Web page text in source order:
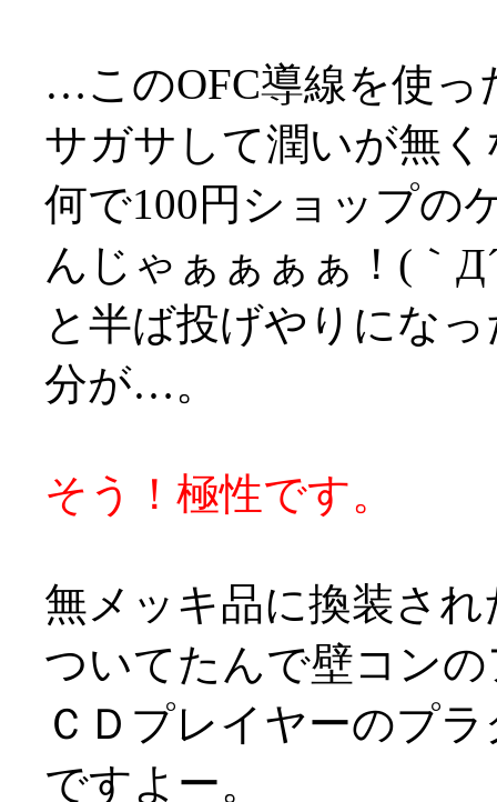
…このOFC導線を使っ
サガサして潤いが無
何で100円ショップの
んじゃぁぁぁぁ！(｀
と半ば投げやりにな
分が…。
そう！極性です。
無メッキ品に換装さ
ついてたんで壁コン
ＣＤプレイヤーのプ
ですよー。